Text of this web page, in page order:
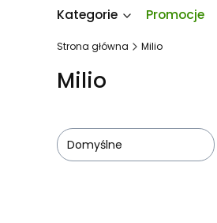
Kategorie Promocje
Strona główna Milio
Milio
Domyślne